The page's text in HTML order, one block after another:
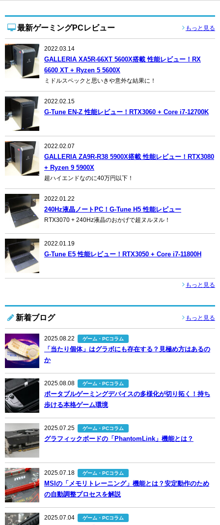
最新ゲーミングPCレビュー もっと見る
2022.03.14
GALLERIA XA5R-66XT 5600X搭載 性能レビュー！RX
6600 XT + Ryzen 5 5600X
ミドルスペックと思いきや意外な結果に！
2022.02.15
G-Tune EN-Z 性能レビュー！RTX3060 + Core i7-12700K
2022.02.07
GALLERIA ZA9R-R38 5900X搭載 性能レビュー！RTX3080
+ Ryzen 9 5900X
超ハイエンドなのに40万円以下！
2022.01.22
240Hz液晶ノートPC！G-Tune H5 性能レビュー
RTX3070 + 240Hz液晶のおかげで超ヌルヌル！
2022.01.19
G-Tune E5 性能レビュー！RTX3050 + Core i7-11800H
もっと見る
新着ブログ もっと見る
2025.08.22 ゲーム・PCコラム
「当たり個体」はグラボにも存在する？見極め方はあるの
か
2025.08.08 ゲーム・PCコラム
ポータブルゲーミングデバイスの多様化が切り拓く！持ち
歩ける本格ゲーム環境
2025.07.25 ゲーム・PCコラム
グラフィックボードの「PhantomLink」機能とは？
2025.07.18 ゲーム・PCコラム
MSIの「メモリトレーニング」機能とは？安定動作のため
の自動調整プロセスを解説
2025.07.04 ゲーム・PCコラム